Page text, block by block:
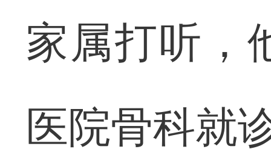
家属打听，
医院骨科就